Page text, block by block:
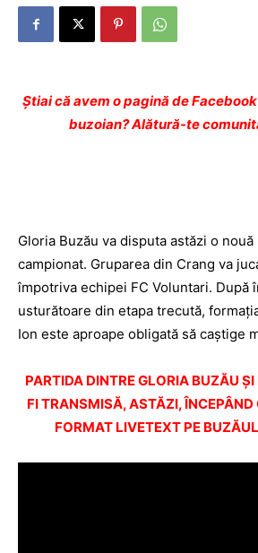
Ştiai că avem o pagină de
buzoian? Alătură-te
Gloria Buzău va disputa astăzi o
campionat. Gruparea din Crang va
împotriva echipei FC Voluntari. După
usturătoare din etapa trecută,
Ion este aproape obligată să caștige
PARTIDA DINTRE GLORIA BUZĂU
FI TRANSMISĂ, ASTĂZI, ÎNCEPÂND
FORMAT LIVETEXT PE